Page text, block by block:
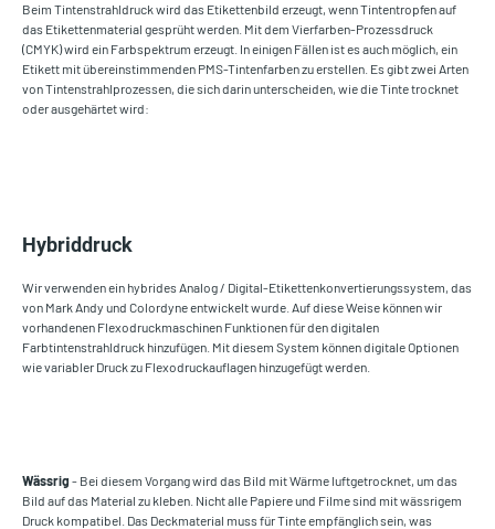
Beim Tintenstrahldruck wird das Etikettenbild erzeugt, wenn Tintentropfen auf
das Etikettenmaterial gesprüht werden. Mit dem Vierfarben-Prozessdruck
(CMYK) wird ein Farbspektrum erzeugt. In einigen Fällen ist es auch möglich, ein
Etikett mit übereinstimmenden PMS-Tintenfarben zu erstellen. Es gibt zwei Arten
von Tintenstrahlprozessen, die sich darin unterscheiden, wie die Tinte trocknet
oder ausgehärtet wird:
Hybriddruck
Wir verwenden ein hybrides Analog / Digital-Etikettenkonvertierungssystem, das
von Mark Andy und Colordyne entwickelt wurde. Auf diese Weise können wir
vorhandenen Flexodruckmaschinen Funktionen für den digitalen
Farbtintenstrahldruck hinzufügen. Mit diesem System können digitale Optionen
wie variabler Druck zu Flexodruckauflagen hinzugefügt werden.
Wässrig - Bei diesem Vorgang wird das Bild mit Wärme luftgetrocknet, um das
Bild auf das Material zu kleben. Nicht alle Papiere und Filme sind mit wässrigem
Druck kompatibel. Das Deckmaterial muss für Tinte empfänglich sein, was